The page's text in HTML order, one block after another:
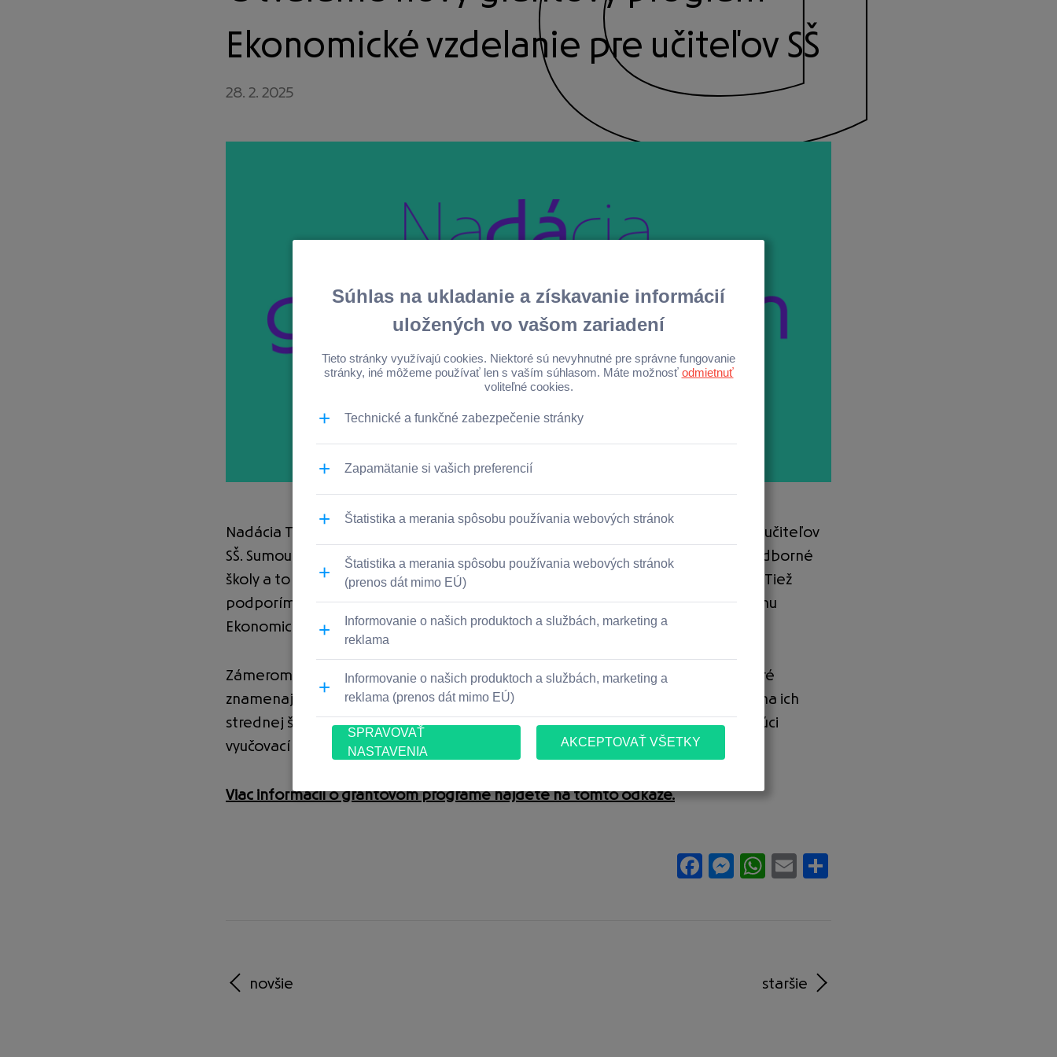
Ekonomické vzdelanie pre učiteľov SŠ
28. 2. 2025
Nadácia Tatra banky otvára nový grantový program Ekonomické vzdelanie pre učiteľov
SŠ. Sumou do výšky 2 000 EUR podporíme stredné školy – gymnáziá a stredné odborné
školy a to aktivity ich aktívnych učiteľov garantujúcich ekonomické vzdelávanie. Tiež
podporíme mimovládne neziskové organizácie, ktoré majú ambíciu doplniť tému
Ekonomického vzdelania na stredných školách.
Zámerom grantového programu je podpora aktivít učiteľov stredných škôl ktoré
znamenajú zaradenie témy „Ekonomického vzdelania“ do procesu vzdelávania na ich
strednej škole buď v rámci existujúcich predmetov, alebo ako program doplňujúci
vyučovací proces
Viac informácií o grantovom programe nájdete na tomto odkaze.
Facebook
Messenger
WhatsApp
Email
novšie staršie